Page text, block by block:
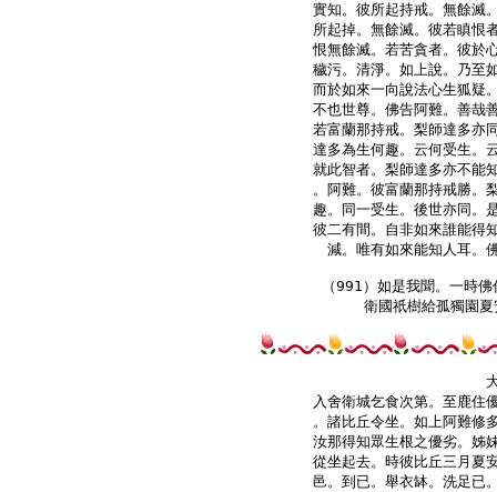
實知。彼所起持戒。無餘滅
所起掉。無餘滅。彼若瞋恨
恨無餘滅。若苦貪者。彼於
穢污。清淨。如上說。乃至
而於如來一向說法心生狐疑
不也世尊。佛告阿難。善哉
若富蘭那持戒。梨師達多亦
達多為生何趣。云何受生。
就此智者。梨師達多亦不能
。阿難。彼富蘭那持戒勝。
趣。同一受生。後世亦同。
彼二有間。自非如來誰能得
減。唯有如來能知人耳。
（991）如是我聞。一時
衛國祇樹給孤獨園
入舍衛城乞食次第。至鹿住
。諸比丘令坐。如上阿難修
汝那得知眾生根之優劣。姊
從坐起去。時彼比丘三月夏
邑。到已。舉衣缽。洗足已